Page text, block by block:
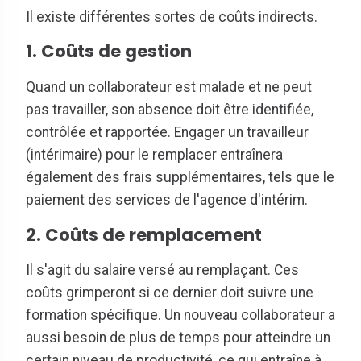
Il existe différentes sortes de coûts indirects.
1. Coûts de gestion
Quand un collaborateur est malade et ne peut
pas travailler, son absence doit être identifiée,
contrôlée et rapportée. Engager un travailleur
(intérimaire) pour le remplacer entraînera
également des frais supplémentaires, tels que le
paiement des services de l'agence d'intérim.
2. Coûts de remplacement
Il s'agit du salaire versé au remplaçant. Ces
coûts grimperont si ce dernier doit suivre une
formation spécifique. Un nouveau collaborateur a
aussi besoin de plus de temps pour atteindre un